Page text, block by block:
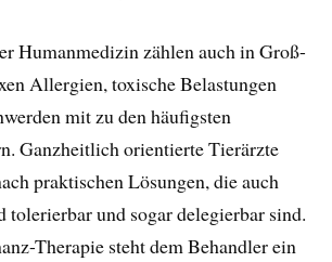
Humanmedizin zählen auch in Groß-
Allergien, toxische Belastungen
mit zu den häufigsten
Ganzheitlich orientierte Tierärzte
praktischen Lösungen, die auch
tolerierbar und sogar delegierbar sind.
Therapie steht dem Behandler ein